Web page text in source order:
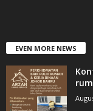
EVEN MORE NEWS